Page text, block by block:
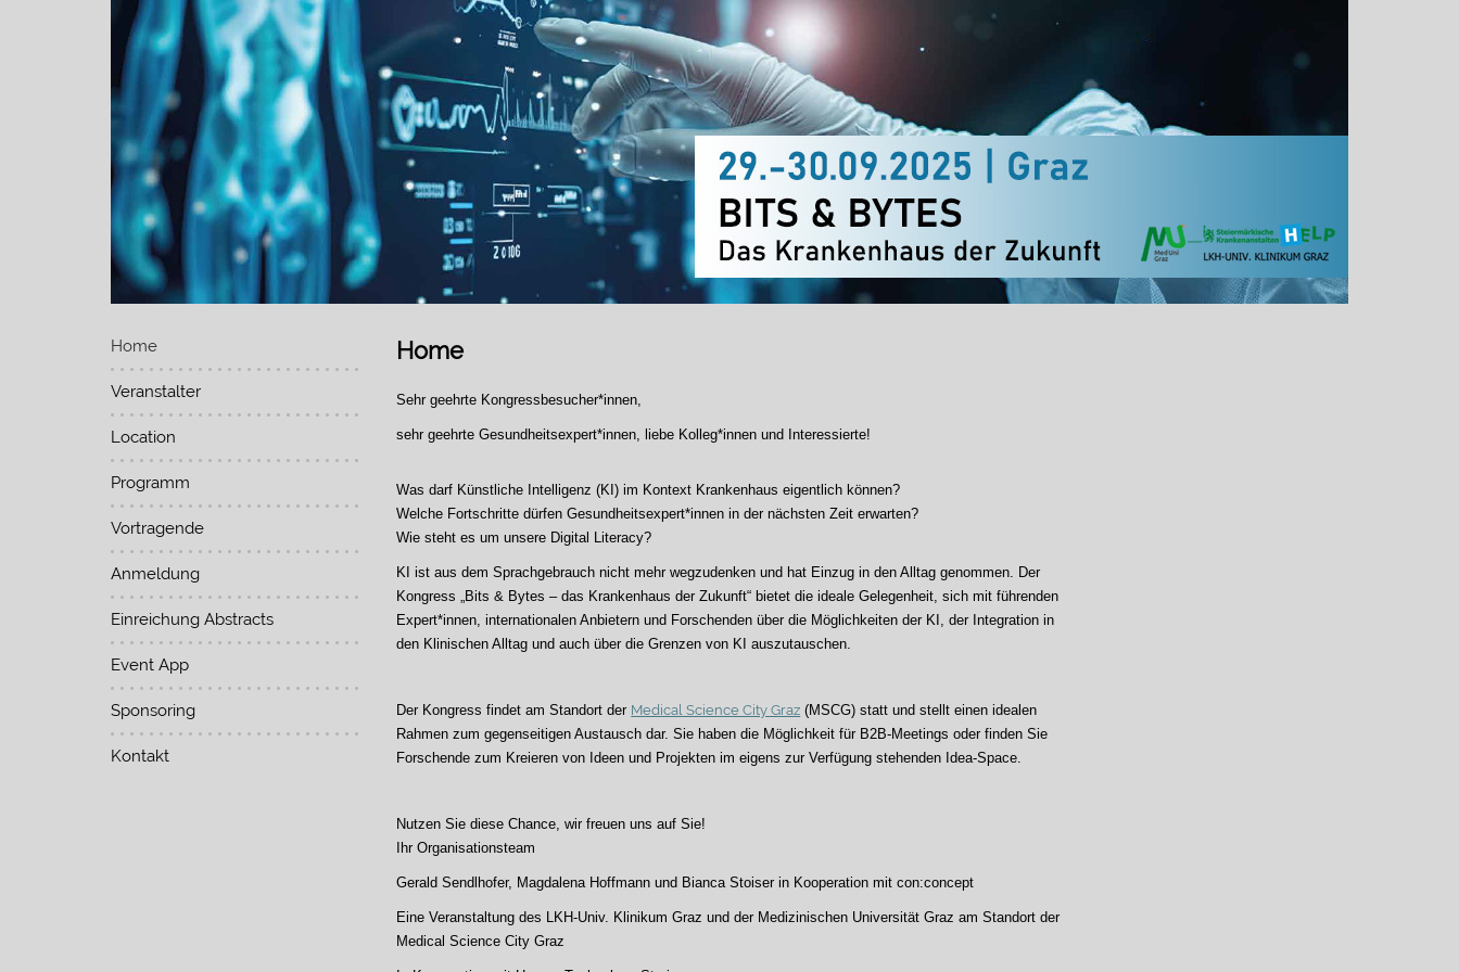
Home
Veranstalter
Location
Programm
Vortragende
Anmeldung
Einreichung Abstracts
Event App
Sponsoring
Kontakt
Home
Sehr geehrte Kongressbesucher*innen,
sehr geehrte Gesundheitsexpert*innen, liebe Kolleg*innen und Interessierte!
Was darf Künstliche Intelligenz (KI) im Kontext Krankenhaus eigentlich können?
Welche Fortschritte dürfen Gesundheitsexpert*innen in der nächsten Zeit erwarten?
Wie steht es um unsere Digital Literacy?
KI ist aus dem Sprachgebrauch nicht mehr wegzudenken und hat Einzug in den Alltag genommen. Der
Kongress „Bits & Bytes – das Krankenhaus der Zukunft“ bietet die ideale Gelegenheit, sich mit führenden
Expert*innen, internationalen Anbietern und Forschenden über die Möglichkeiten der KI, der Integration in
den Klinischen Alltag und auch über die Grenzen von KI auszutauschen.
Der Kongress findet am Standort der Medical Science City Graz (MSCG) statt und stellt einen idealen
Rahmen zum gegenseitigen Austausch dar. Sie haben die Möglichkeit für B2B-Meetings oder finden Sie
Forschende zum Kreieren von Ideen und Projekten im eigens zur Verfügung stehenden Idea-Space.
Nutzen Sie diese Chance, wir freuen uns auf Sie!
Ihr Organisationsteam
Gerald Sendlhofer, Magdalena Hoffmann und Bianca Stoiser in Kooperation mit con:concept
Eine Veranstaltung des LKH-Univ. Klinikum Graz und der Medizinischen Universität Graz am Standort der
Medical Science City Graz